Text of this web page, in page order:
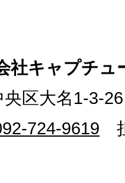
社キャプチュ
区大名1-3-
724-9619